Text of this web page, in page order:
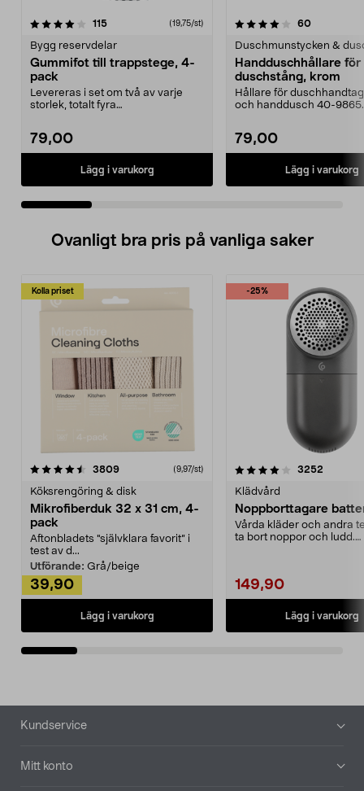
115recensioner (19,75/st)
Bygg reservdelar
Gummifot till trappstege, 4-
pack
Levereras i set om två av varje
storlek, totalt fyra
79,00
Lägg i varukorg
4.0 av 5 stjärnor 60
Duschmunstycken &
Handduschhållare
duschstång, krom
Hållare för
och handdusch 40-
79,00
Lägg i varukorg
4.5 av 5 stjärnor
Ovanligt bra pris på vanliga saker
Kolla priset
3809recensioner (9,97/st)
Köksrengöring & disk
Mikrofiberduk 32 x 31 cm, 4-
pack
Aftonbladets "självklara favorit” i
test av d...
Utförande: Grå/beige
39,90
Lägg i varukorg
-25%
4.0av 5 stjärnor 3252
Klädvård
Noppborttagare
Vårda kläder och andra
ta bort noppor och ludd.
149,90
Lägg i varukorg
4.5av 5 stjärnor
Sidfot
Kundservice
Mitt konto